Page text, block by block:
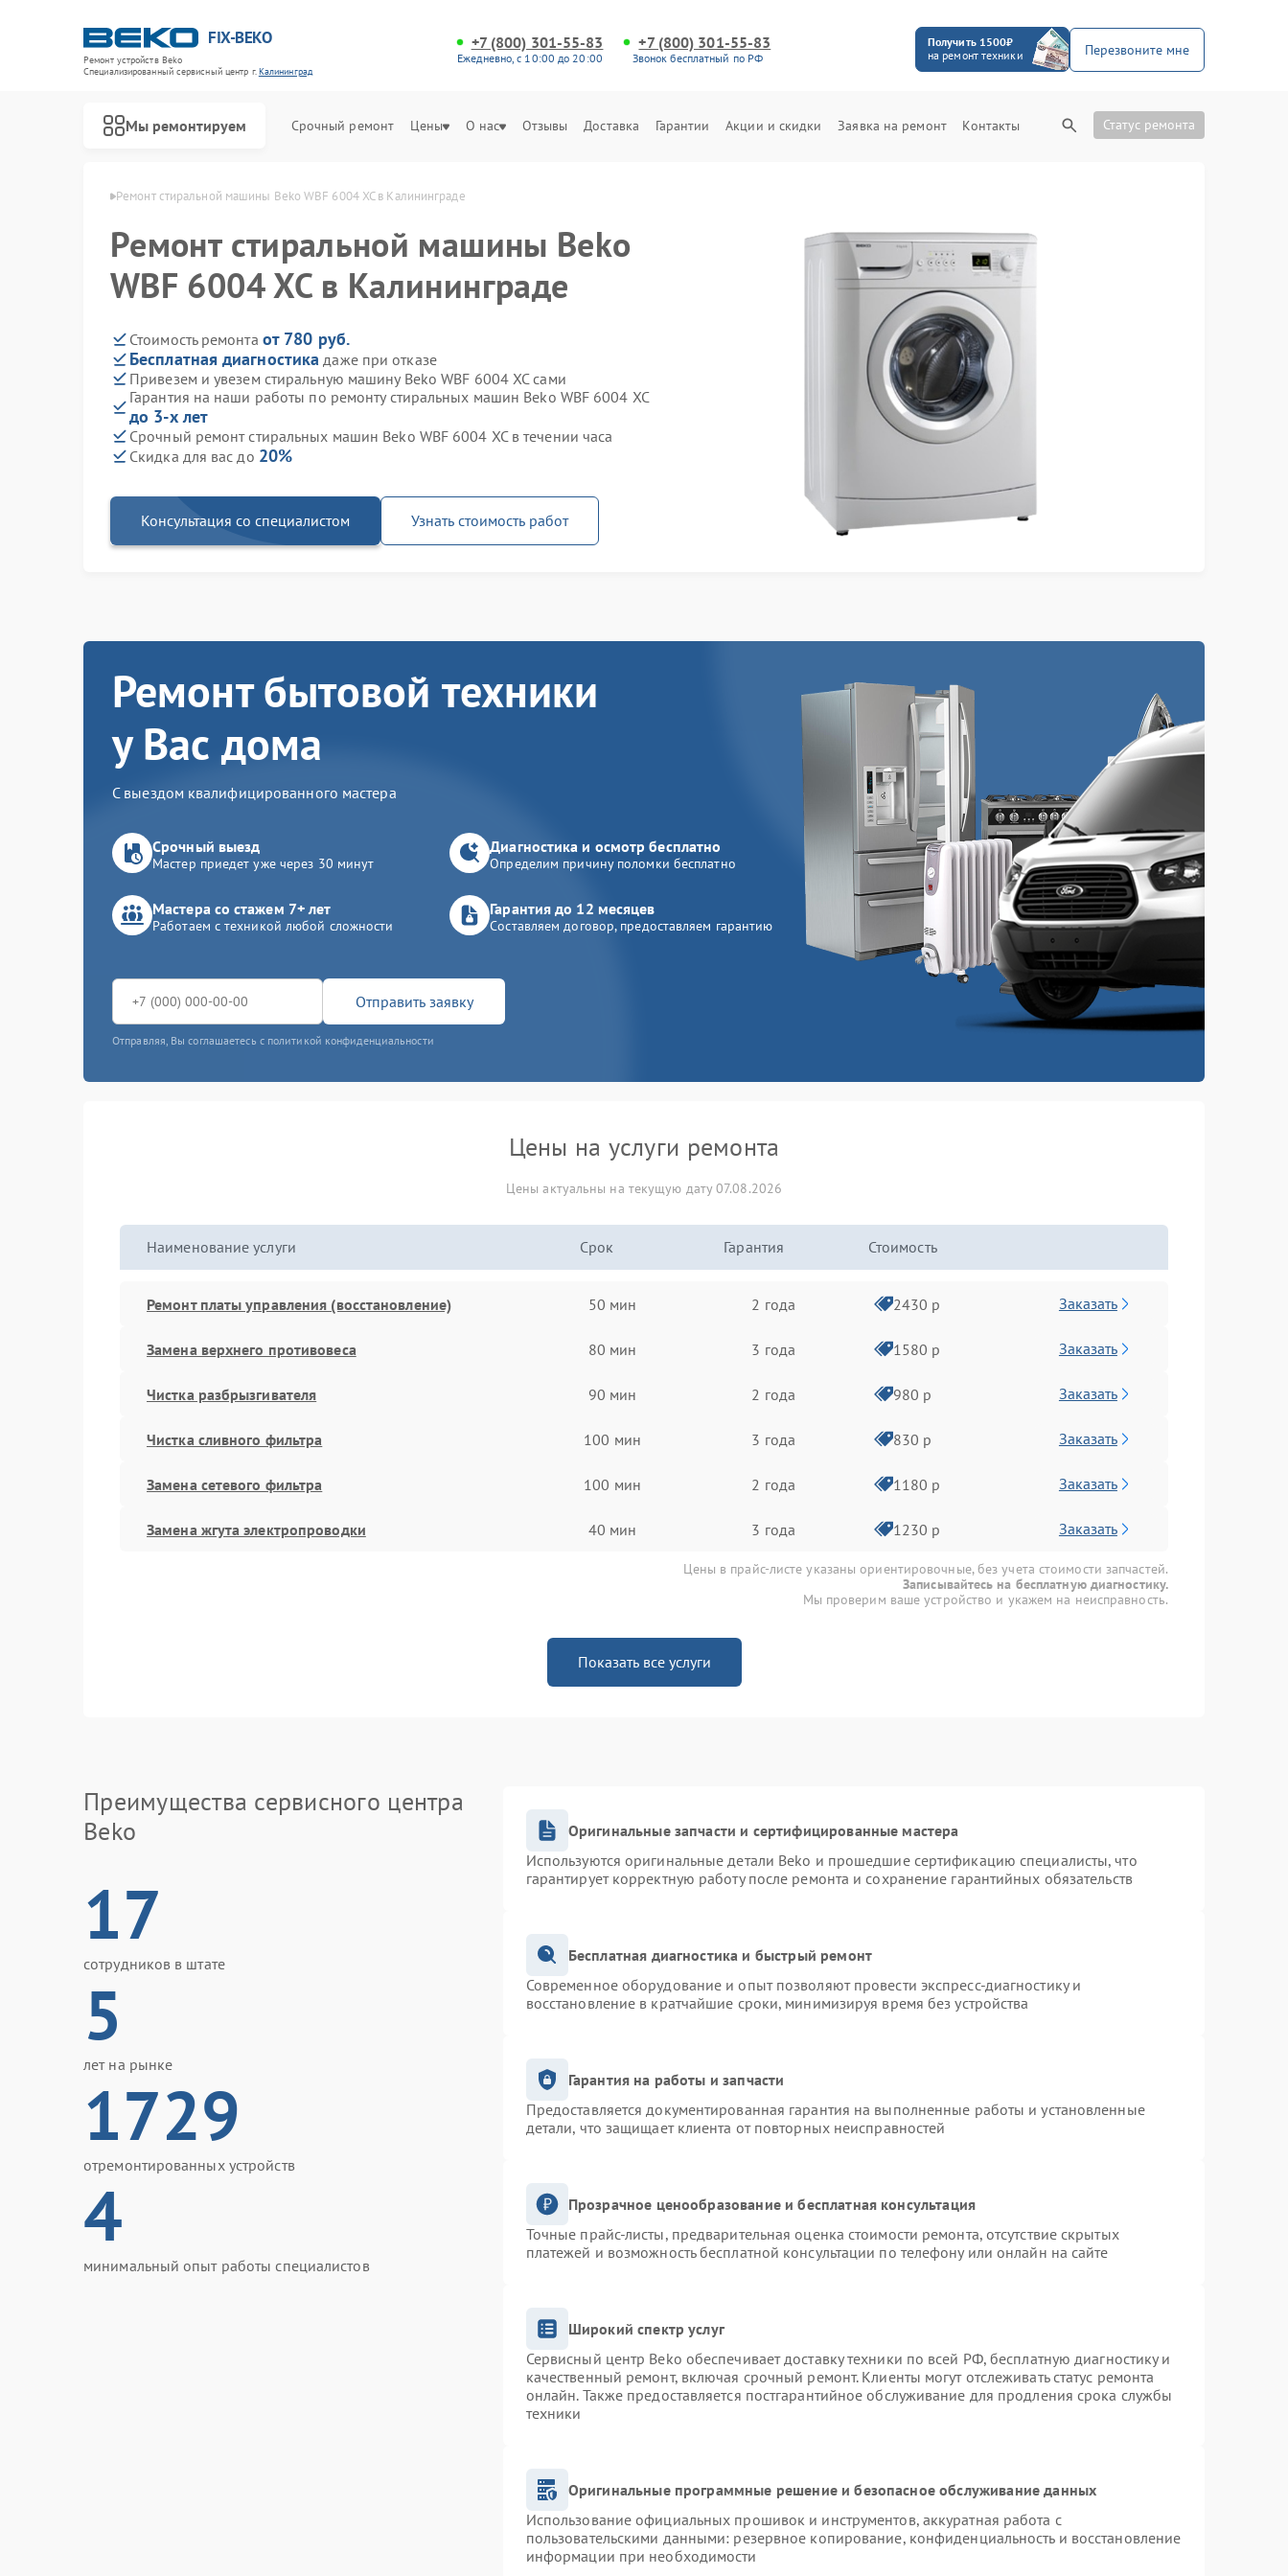
FIX-BEKO
Ремонт устройств Beko
Специализированный cервисный центр г.Калининград
+7 (800) 301-55-83
Ежедневно, с 10:00 до 20:00
+7 (800) 301-55-83
Звонок бесплатный по РФ
Получить 1500₽
на ремонт техники
Перезвоните мне
Мы ремонтируем Срочный ремонт Цены О нас Отзывы Доставка Гарантии Акции и скидки Заявка на ремонт Контакты Статус ремонта
в Калининграде Ремонт стиральной машины Beko WBF 6004 XC в Калининграде
Ремонт стиральной машины Beko
WBF 6004 XC в Калининграде
Стоимость ремонта от 780 руб.
Бесплатная диагностика даже при отказе
Привезем и увезем стиральную машину Beko WBF 6004 XC сами
Гарантия на наши работы по ремонту стиральных машин Beko WBF 6004 XC
до 3-х лет
Срочный ремонт стиральных машин Beko WBF 6004 XC в течении часа
Скидка для вас до 20%
Консультация со специалистом Узнать стоимость работ
Ремонт бытовой техники
у Вас дома
С выездом квалифицированного мастера
Срочный выезд
Мастер приедет уже через 30 минут
Диагностика и осмотр бесплатно
Определим причину поломки бесплатно
Мастера со стажем 7+ лет
Работаем с техникой любой сложности
Гарантия до 12 месяцев
Составляем договор, предоставляем гарантию
Отправить заявку
Отправляя, Вы соглашаетесь с политикой конфиденциальности
Цены на услуги ремонта
Цены актуальны на текущую дату 07.08.2026
Наименование услуги Срок Гарантия Стоимость
Ремонт платы управления (восстановление) 50 мин 2 года 2430 р Заказать
Замена верхнего противовеса 80 мин 3 года 1580 р Заказать
Чистка разбрызгивателя 90 мин 2 года 980 р Заказать
Чистка сливного фильтра 100 мин 3 года 830 р Заказать
Замена сетевого фильтра 100 мин 2 года 1180 р Заказать
Замена жгута электропроводки 40 мин 3 года 1230 р Заказать
Цены в прайс-листе указаны ориентировочные, без учета стоимости запчастей.
Записывайтесь на бесплатную диагностику.
Мы проверим ваше устройство и укажем на неисправность.
Показать все услуги
Преимущества сервисного центра
Beko
17
сотрудников в штате
5
лет на рынке
1729
отремонтированных устройств
4
минимальный опыт работы специалистов
Оригинальные запчасти и сертифицированные мастера
Используются оригинальные детали Beko и прошедшие сертификацию специалисты, что
гарантирует корректную работу после ремонта и сохранение гарантийных обязательств
Бесплатная диагностика и быстрый ремонт
Современное оборудование и опыт позволяют провести экспресс-диагностику и
восстановление в кратчайшие сроки, минимизируя время без устройства
Гарантия на работы и запчасти
Предоставляется документированная гарантия на выполненные работы и установленные
детали, что защищает клиента от повторных неисправностей
Прозрачное ценообразование и бесплатная консультация
Точные прайс-листы, предварительная оценка стоимости ремонта, отсутствие скрытых
платежей и возможность бесплатной консультации по телефону или онлайн на сайте
Широкий спектр услуг
Сервисный центр Beko обеспечивает доставку техники по всей РФ, бесплатную диагностику и
качественный ремонт, включая срочный ремонт. Клиенты могут отслеживать статус ремонта
онлайн. Также предоставляется постгарантийное обслуживание для продления срока службы
техники
Оригинальные программные решение и безопасное обслуживание данных
Использование официальных прошивок и инструментов, аккуратная работа с
пользовательскими данными: резервное копирование, конфиденциальность и восстановление
информации при необходимости